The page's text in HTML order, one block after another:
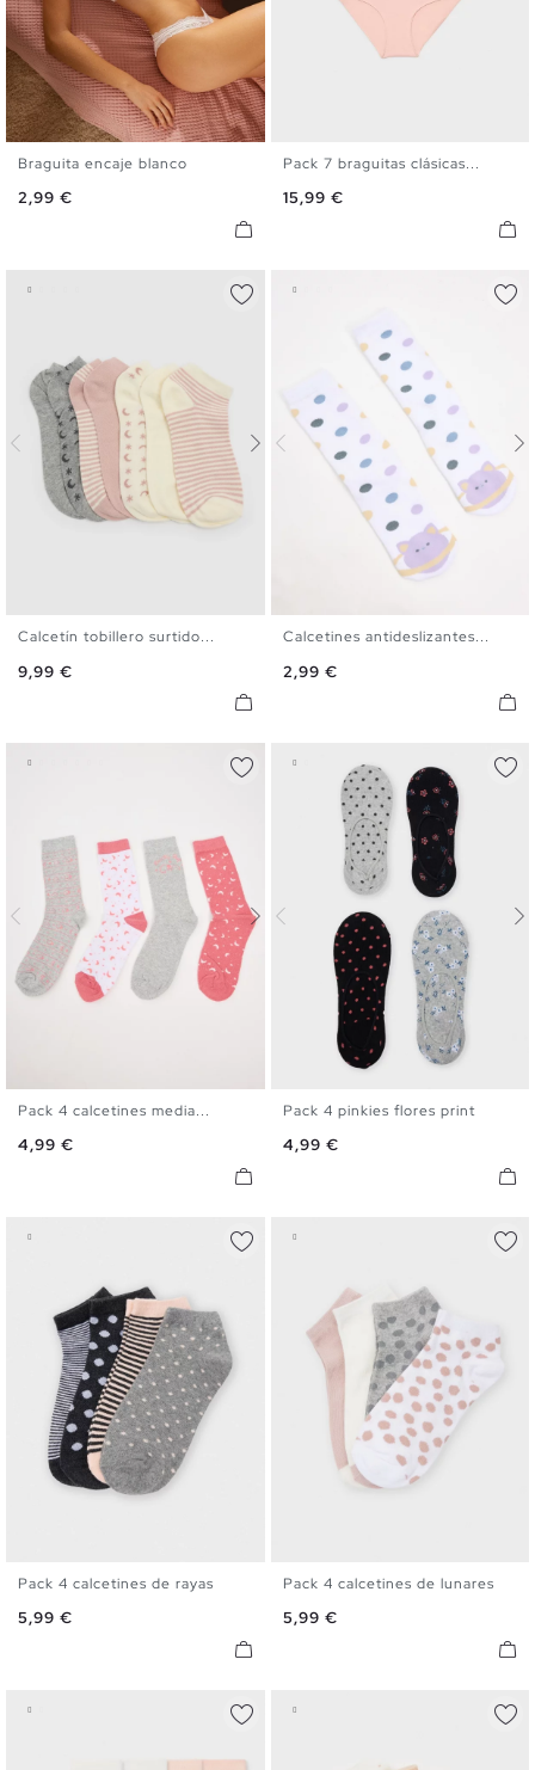
Braguita encaje blanco
Precio
2,99 €
S
Pack 7 braguitas clásicas...
Precio
15,99 €
Calcetín tobillero surtido...
Precio
9,99 €
Calcetines antideslizantes...
Precio
2,99 €
U
Pack 4 calcetines media...
Precio
4,99 €
U
Pack 4 pinkies flores print
Precio
4,99 €
Pack 4 calcetines de rayas
Precio
5,99 €
Pack 4 calcetines de lunares
Precio
5,99 €